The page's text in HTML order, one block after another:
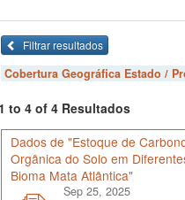
Filtrar resultados
Cobertura Geográfica Estado /
to 4 of 4 Resultados
Dados de "Estoque de
Orgânica do Solo em
Bioma Mata Atlântica"
Sep 25, 2025